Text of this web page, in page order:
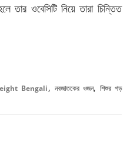
তার ওবেসিটি নিয়ে তারা চিন্তিত
Bengali, নবজাতকের ওজন, শিশুর গড়